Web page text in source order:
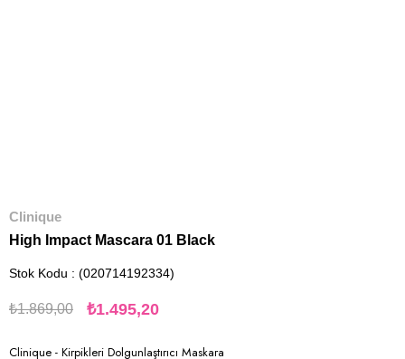
Clinique
High Impact Mascara 01 Black
Stok Kodu (020714192334)
₺1.869,00 ₺1.495,20
Clinique - Kirpikleri Dolgunlaştırıcı Maskara